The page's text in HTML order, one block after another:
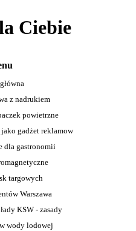
Ciebie
z nadrukiem
powietrzne
gadżet reklamow
dla gastronomii
targowych
Warszawa
KSW - zasady
wody lodowej